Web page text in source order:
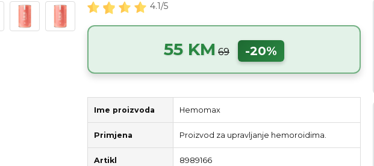
4.1/5
55 KM 69 -20%
Ime proizvoda Hemomax
Primjena Proizvod za upravljanje hemoroidima.
Artikl 8989166